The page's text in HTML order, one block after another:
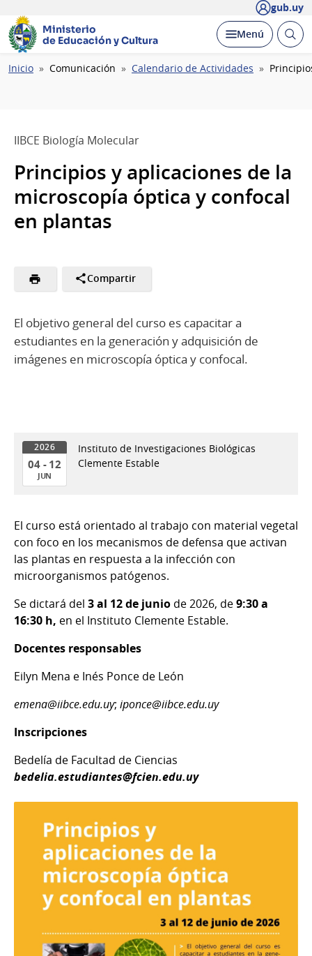
gub.uy
Ministerio
de Educación y Cultura
Desplegar
Menú Abrir
Ruta
Inicio Comunicación Calendario de Actividades
IIBCE Biología Molecular
Principios y aplicaciones de la
microscopía óptica y confocal
en plantas
Compartir
El objetivo general del curso es capacitar a
estudiantes en la generación y adquisición de
imágenes en microscopía óptica y confocal.
2026
04 - 12
JUN
12
de
Jun
del
Instituto de Investigaciones Biológicas
Clemente Estable
El curso está orientado al trabajo con material vegetal
con foco en los mecanismos de defensa que activan
las plantas en respuesta a la infección con
microorganismos patógenos.
Se dictará del 3 al 12 de junio de 2026, de9:30 a
16:30 h, en el Instituto Clemente Estable.
Docentes responsables
Eilyn Mena e Inés Ponce de León
emena@iibce.edu.uy; iponce@iibce.edu.uy
Inscripciones
Bedelía de Facultad de Ciencias
bedelia.estudiantes@fcien.edu.uy